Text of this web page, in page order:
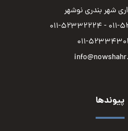
شهر بندری نوشهر
۵۲۳۳۲۲۲۴
۵۲۳۳۴۳۰۲
پیوندها